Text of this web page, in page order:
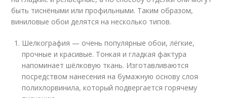
быть тиснёными или профильными. Таким образом,
виниловые обои делятся на несколько типов.
Шелкография — очень популярные обои, лёгкие,
прочные и красивые. Тонкая и гладкая фактура
напоминает шёлковую ткань. Изготавливаются
посредством нанесения на бумажную основу слоя
полихлорвинила, который подвергается горячему